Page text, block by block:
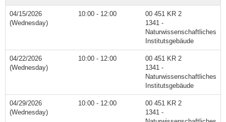
04/15/2026
(Wednesday)
10:00 - 12:00
00 451 KR 2
1341 -
Naturwissenschaftliches
Institutsgebäude
04/22/2026
(Wednesday)
10:00 - 12:00
00 451 KR 2
1341 -
Naturwissenschaftliches
Institutsgebäude
04/29/2026
(Wednesday)
10:00 - 12:00
00 451 KR 2
1341 -